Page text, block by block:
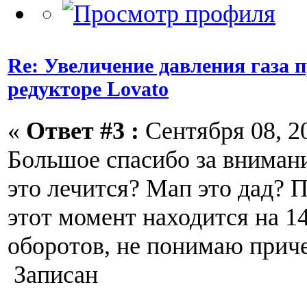
Re: Увеличение давления газа
редукторе Lovato
« Ответ #3 : Сентября 08,
Большое спасибо за
это лечится? Мап это дад?
этот момент находится на
оборотов, не понимаю
Записан